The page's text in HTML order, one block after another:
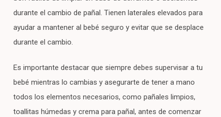
durante el cambio de pañal. Tienen laterales elevados para
ayudar a mantener al bebé seguro y evitar que se desplace
durante el cambio.
Es importante destacar que siempre debes supervisar a tu
bebé mientras lo cambias y asegurarte de tener a mano
todos los elementos necesarios, como pañales limpios,
toallitas húmedas y crema para pañal, antes de comenzar